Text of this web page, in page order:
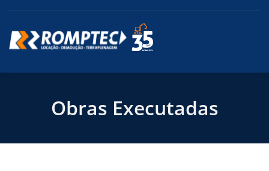
Obras Executadas